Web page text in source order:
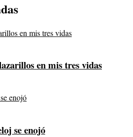
en mis tres vidas
se enojó